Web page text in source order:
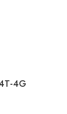
4G